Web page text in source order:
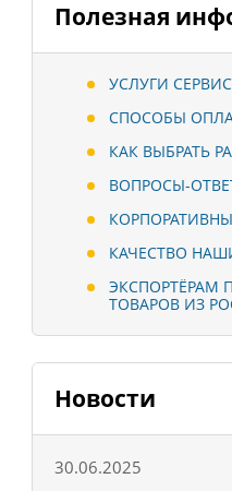
Полезная
УСЛУГИ
СПОСОБЫ
КАК ВЫБРАТЬ
ВОПРОСЫ-
КАЧЕСТВО
ЭКСПОРТЁРАМ
ТОВАРОВ ИЗ
Новости
30.06.2025